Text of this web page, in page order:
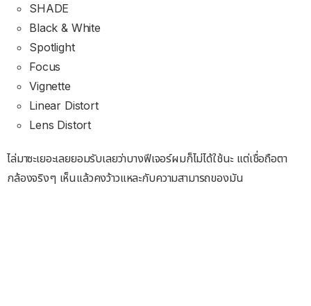
SHADE
Black & White
Spotlight
Focus
Vignette
Linear Distort
Lens Distort
ไล่มาซะเยอะเลยยอมรับเลยว่าบางฟีเจอร์ผมก็ไม่ได้ใช้นะ แต่เชื่อถือตา
กล้องจริงๆ เห็นแล้วคงว้าวแหละกับความสามารถของมัน